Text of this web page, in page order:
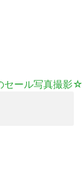
セール写真撮影☆